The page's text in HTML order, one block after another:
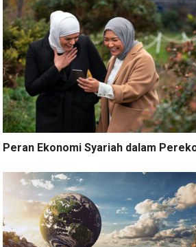
Peran Ekonomi Syariah dalam